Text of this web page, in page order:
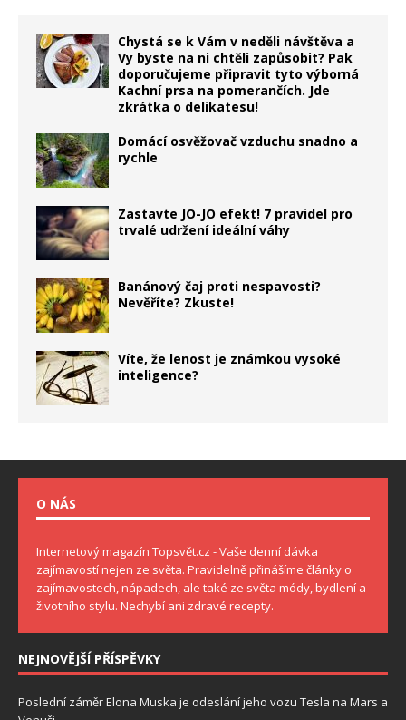
Chystá se k Vám v neděli návštěva a
Vy byste na ni chtěli zapůsobit? Pak
doporučujeme připravit tyto výborná
Kachní prsa na pomerančích. Jde
zkrátka o delikatesu!
Domácí osvěžovač vzduchu snadno a
rychle
Zastavte JO-JO efekt! 7 pravidel pro
trvalé udržení ideální váhy
Banánový čaj proti nespavosti?
Nevěříte? Zkuste!
Víte, že lenost je známkou vysoké
inteligence?
O NÁS
Internetový magazín Topsvět.cz - Vaše denní dávka
zajímavostí nejen ze světa. Pravidelně přinášíme články o
zajímavostech, nápadech, ale také ze světa módy, bydlení a
životního stylu. Nechybí ani zdravé recepty.
NEJNOVĚJŠÍ PŘÍSPĚVKY
Poslední záměr Elona Muska je odeslání jeho vozu Tesla na Mars a